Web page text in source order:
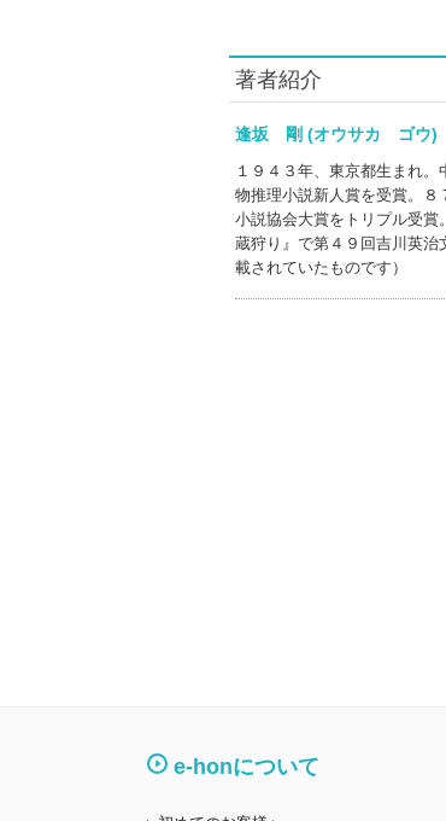
著者紹介
逢坂 剛 (オウサカ ゴ
１９４３年、東京都生まれ
物推理小説新人賞を受賞。
小説協会大賞をトリプル受
蔵狩り』で第４９回吉川英
載されていたものです）
e-honについて